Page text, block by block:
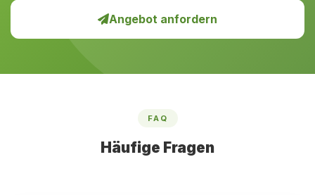
Angebot anfordern
FAQ
Häufige Fragen